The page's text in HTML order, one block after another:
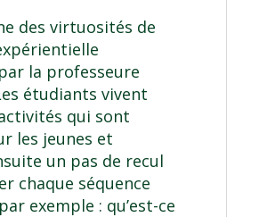
des virtuosités de
la professeure
étudiants vivent
qui sont
les jeunes et
un pas de recul
chaque séquence
exemple : qu’est-ce